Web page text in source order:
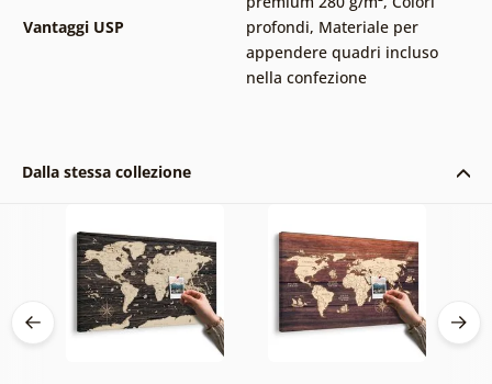
Vantaggi USP
profondi, Materiale per
appendere quadri incluso
nella confezione
Dalla stessa collezione